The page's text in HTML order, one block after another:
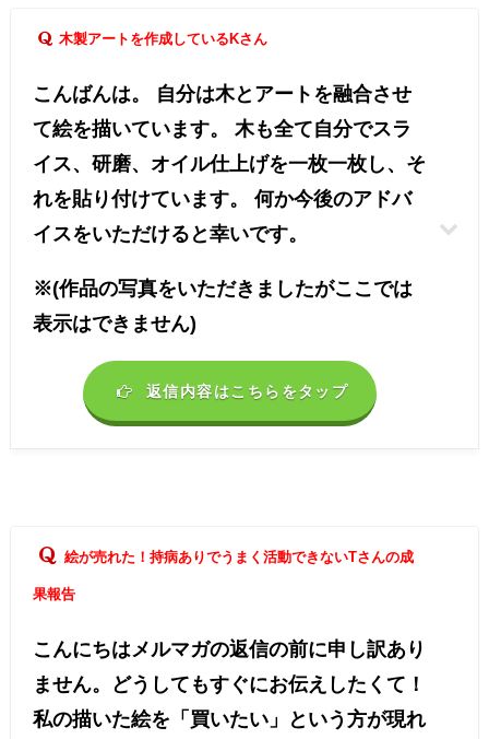
木製アートを作成しているKさん
こんばんは。 自分は木とアートを融合させ
て絵を描いています。 木も全て自分でスラ
イス、研磨、オイル仕上げを一枚一枚し、そ
れを貼り付けています。 何か今後のアドバ
イスをいただけると幸いです。
※(作品の写真をいただきましたがここでは
表示はできません)
返信内容はこちらをタップ
絵が売れた！持病ありでうまく活動できないTさんの成
果報告
こんにちはメルマガの返信の前に申し訳あり
ません。どうしてもすぐにお伝えしたくて！
私の描いた絵を「買いたい」という方が現れ